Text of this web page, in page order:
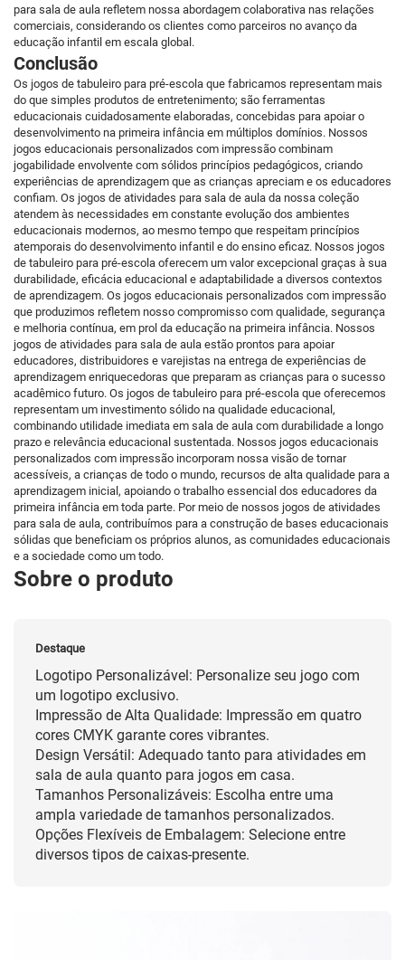
para sala de aula refletem nossa abordagem colaborativa nas relações
comerciais, considerando os clientes como parceiros no avanço da
educação infantil em escala global.
Conclusão
Os jogos de tabuleiro para pré-escola que fabricamos representam mais
do que simples produtos de entretenimento; são ferramentas
educacionais cuidadosamente elaboradas, concebidas para apoiar o
desenvolvimento na primeira infância em múltiplos domínios. Nossos
jogos educacionais personalizados com impressão combinam
jogabilidade envolvente com sólidos princípios pedagógicos, criando
experiências de aprendizagem que as crianças apreciam e os educadores
confiam. Os jogos de atividades para sala de aula da nossa coleção
atendem às necessidades em constante evolução dos ambientes
educacionais modernos, ao mesmo tempo que respeitam princípios
atemporais do desenvolvimento infantil e do ensino eficaz. Nossos jogos
de tabuleiro para pré-escola oferecem um valor excepcional graças à sua
durabilidade, eficácia educacional e adaptabilidade a diversos contextos
de aprendizagem. Os jogos educacionais personalizados com impressão
que produzimos refletem nosso compromisso com qualidade, segurança
e melhoria contínua, em prol da educação na primeira infância. Nossos
jogos de atividades para sala de aula estão prontos para apoiar
educadores, distribuidores e varejistas na entrega de experiências de
aprendizagem enriquecedoras que preparam as crianças para o sucesso
acadêmico futuro. Os jogos de tabuleiro para pré-escola que oferecemos
representam um investimento sólido na qualidade educacional,
combinando utilidade imediata em sala de aula com durabilidade a longo
prazo e relevância educacional sustentada. Nossos jogos educacionais
personalizados com impressão incorporam nossa visão de tornar
acessíveis, a crianças de todo o mundo, recursos de alta qualidade para a
aprendizagem inicial, apoiando o trabalho essencial dos educadores da
primeira infância em toda parte. Por meio de nossos jogos de atividades
para sala de aula, contribuímos para a construção de bases educacionais
sólidas que beneficiam os próprios alunos, as comunidades educacionais
e a sociedade como um todo.
Sobre o produto
Destaque
Logotipo Personalizável: Personalize seu jogo com
um logotipo exclusivo.
Impressão de Alta Qualidade: Impressão em quatro
cores CMYK garante cores vibrantes.
Design Versátil: Adequado tanto para atividades em
sala de aula quanto para jogos em casa.
Tamanhos Personalizáveis: Escolha entre uma
ampla variedade de tamanhos personalizados.
Opções Flexíveis de Embalagem: Selecione entre
diversos tipos de caixas-presente.